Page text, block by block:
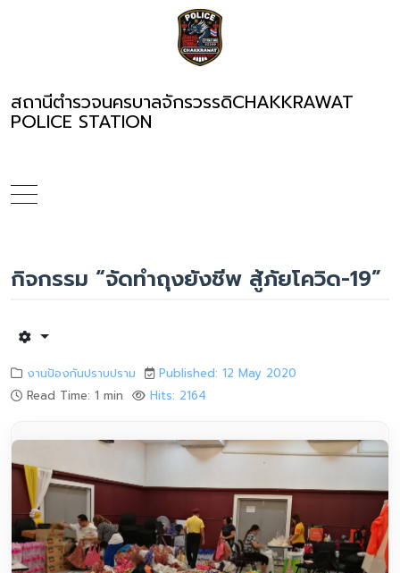
สถานีตำรวจนครบาลจักรวรรดิCHAKKRAWAT
POLICE STATION
กิจกรรม “จัดทำถุงยังชีพ สู้ภัยโควิด-19”
งานป้องกันปราบปราม
Published: 12 May 2020
Read Time: 1 min
Hits: 2164